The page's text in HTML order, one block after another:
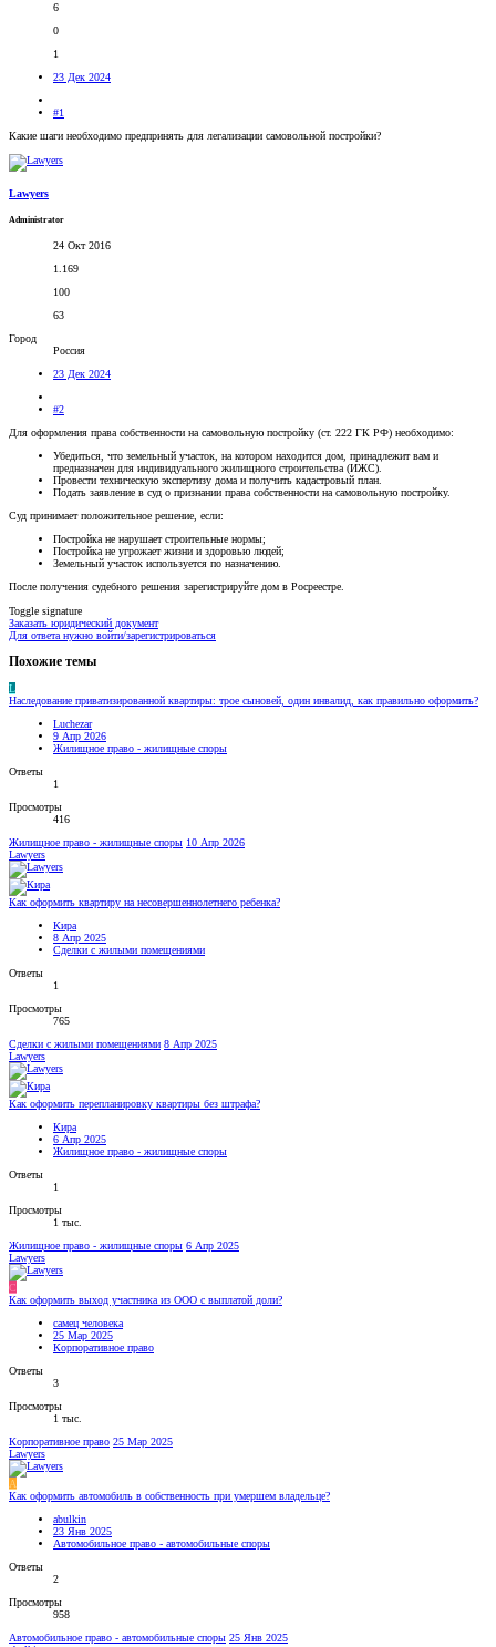
6
0
1
23 Дек 2024
#1
Какие шаги необходимо предпринять для легализации самовольной постройки?
Lawyers
Administrator
24 Окт 2016
1.169
100
63
Город
Россия
23 Дек 2024
#2
Для оформления права собственности на самовольную постройку (ст. 222 ГК РФ) необходимо:
Убедиться, что земельный участок, на котором находится дом, принадлежит вам и
предназначен для индивидуального жилищного строительства (ИЖС).
Провести техническую экспертизу дома и получить кадастровый план.
Подать заявление в суд о признании права собственности на самовольную постройку.
Суд принимает положительное решение, если:
Постройка не нарушает строительные нормы;
Постройка не угрожает жизни и здоровью людей;
Земельный участок используется по назначению.
После получения судебного решения зарегистрируйте дом в Росреестре.
Toggle signature
Заказать юридический документ
Для ответа нужно войти/зарегистрироваться
Похожие темы
L
Наследование приватизированной квартиры: трое сыновей, один инвалид, как правильно оформить?
Luchezar
9 Апр 2026
Жилищное право - жилищные споры
Ответы
1
Просмотры
416
Жилищное право - жилищные споры 10 Апр 2026
Lawyers
Как оформить квартиру на несовершеннолетнего ребенка?
Кира
8 Апр 2025
Сделки с жилыми помещениями
Ответы
1
Просмотры
765
Сделки с жилыми помещениями 8 Апр 2025
Lawyers
Как оформить перепланировку квартиры без штрафа?
Кира
6 Апр 2025
Жилищное право - жилищные споры
Ответы
1
Просмотры
1 тыс.
Жилищное право - жилищные споры 6 Апр 2025
Lawyers
С
Как оформить выход участника из ООО с выплатой доли?
самец человека
25 Мар 2025
Корпоративное право
Ответы
3
Просмотры
1 тыс.
Корпоративное право 25 Мар 2025
Lawyers
A
Как оформить автомобиль в собственность при умершем владельце?
abulkin
23 Янв 2025
Автомобильное право - автомобильные споры
Ответы
2
Просмотры
958
Автомобильное право - автомобильные споры 25 Янв 2025